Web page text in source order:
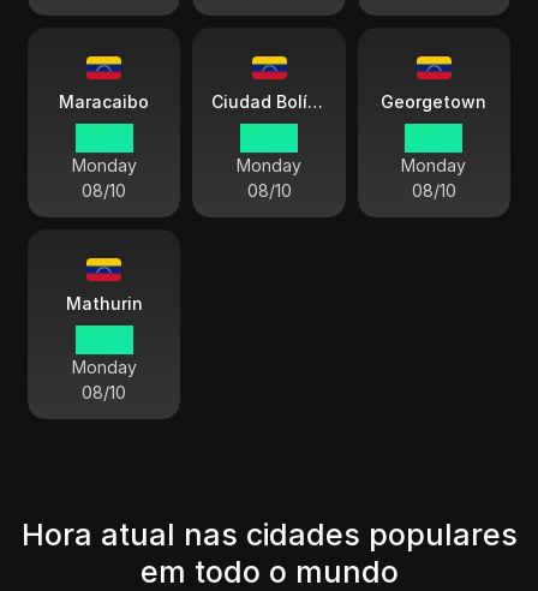
Maracaibo
Monday
08/10
Ciudad Bolívar
Monday
08/10
Georgetown
Monday
08/10
Mathurin
Monday
08/10
Hora atual nas cidades populares
em todo o mundo